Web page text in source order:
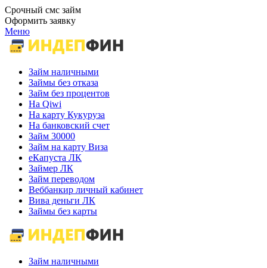
Срочный смс займ
Оформить заявку
Меню
Займ наличными
Займы без отказа
Займ без процентов
На Qiwi
На карту Кукуруза
На банковский счет
Займ 30000
Займ на карту Виза
еКапуста ЛК
Займер ЛК
Займ переводом
Веббанкир личный кабинет
Вива деньги ЛК
Займы без карты
Займ наличными